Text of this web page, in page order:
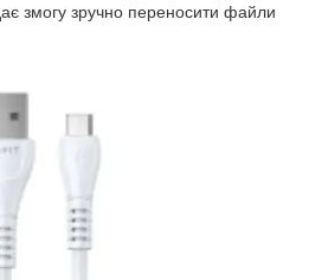
змогу зручно переносити файли